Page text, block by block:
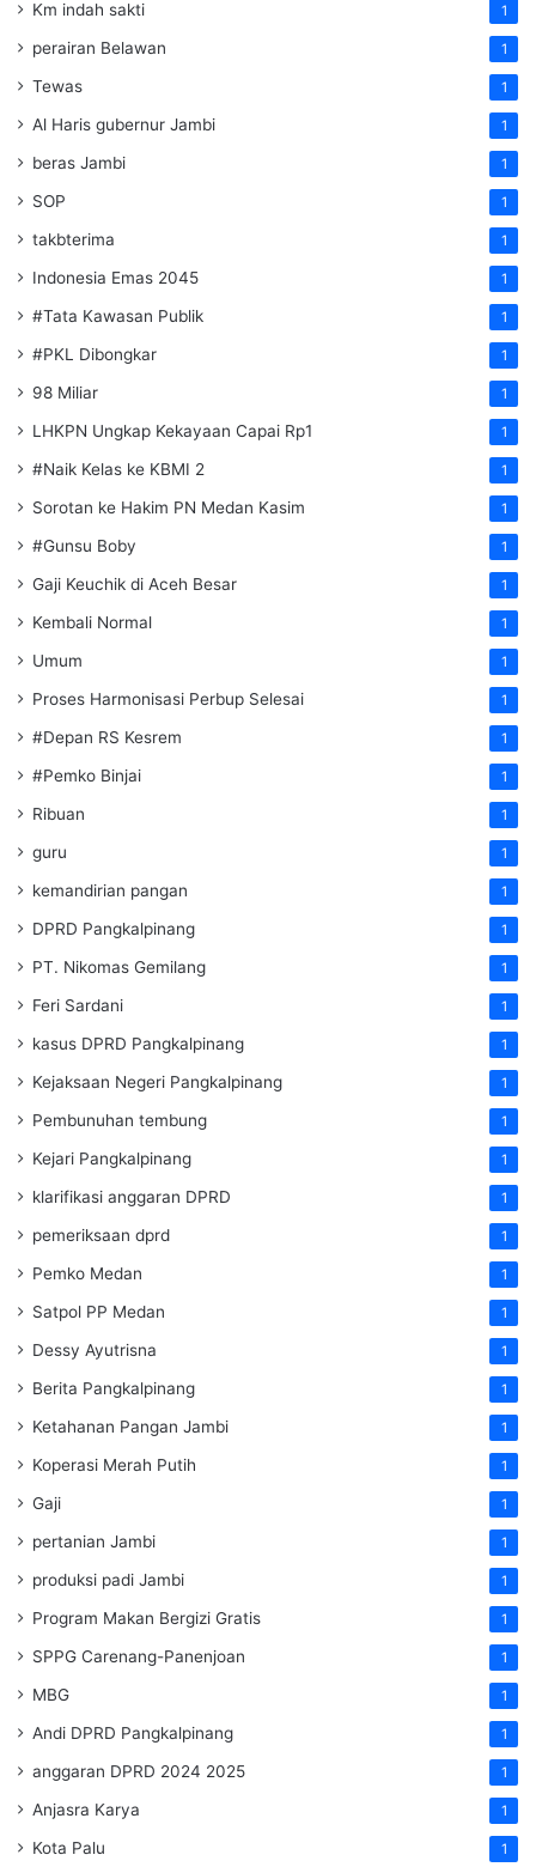
Km indah sakti 1
perairan Belawan 1
Tewas 1
Al Haris gubernur Jambi 1
beras Jambi 1
SOP 1
takbterima 1
Indonesia Emas 2045 1
#Tata Kawasan Publik 1
#PKL Dibongkar 1
98 Miliar 1
LHKPN Ungkap Kekayaan Capai Rp1 1
#Naik Kelas ke KBMI 2 1
Sorotan ke Hakim PN Medan Kasim 1
#Gunsu Boby 1
Gaji Keuchik di Aceh Besar 1
Kembali Normal 1
Umum 1
Proses Harmonisasi Perbup Selesai 1
#Depan RS Kesrem 1
#Pemko Binjai 1
Ribuan 1
guru 1
kemandirian pangan 1
DPRD Pangkalpinang 1
PT. Nikomas Gemilang 1
Feri Sardani 1
kasus DPRD Pangkalpinang 1
Kejaksaan Negeri Pangkalpinang 1
Pembunuhan tembung 1
Kejari Pangkalpinang 1
klarifikasi anggaran DPRD 1
pemeriksaan dprd 1
Pemko Medan 1
Satpol PP Medan 1
Dessy Ayutrisna 1
Berita Pangkalpinang 1
Ketahanan Pangan Jambi 1
Koperasi Merah Putih 1
Gaji 1
pertanian Jambi 1
produksi padi Jambi 1
Program Makan Bergizi Gratis 1
SPPG Carenang-Panenjoan 1
MBG 1
Andi DPRD Pangkalpinang 1
anggaran DPRD 2024 2025 1
Anjasra Karya 1
Kota Palu 1